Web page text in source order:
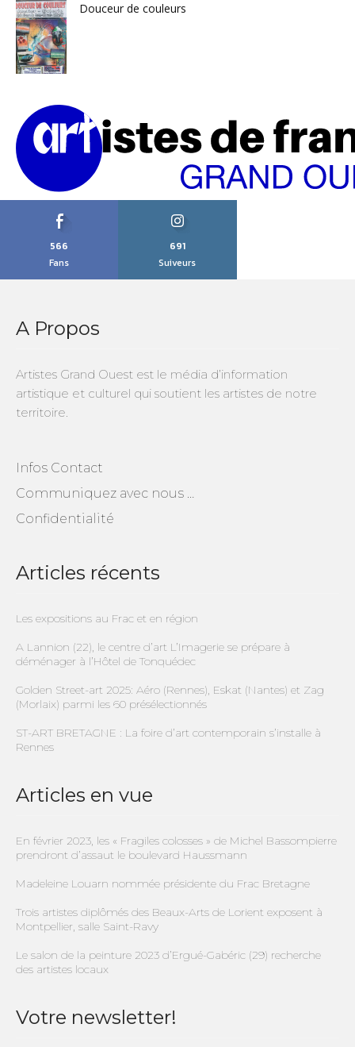
Douceur de couleurs
566
Fans
691
Suiveurs
A Propos
Artistes Grand Ouest est le média d’information
artistique et culturel qui soutient les artistes de notre
territoire.
Infos Contact
Communiquez avec nous …
Confidentialité
Articles récents
Les expositions au Frac et en région
A Lannion (22), le centre d’art L’Imagerie se prépare à
déménager à l’Hôtel de Tonquédec
Golden Street-art 2025: Aéro (Rennes), Eskat (Nantes) et Zag
(Morlaix) parmi les 60 présélectionnés
ST-ART BRETAGNE : La foire d’art contemporain s’installe à
Rennes
Articles en vue
En février 2023, les « Fragiles colosses » de Michel Bassompierre
prendront d’assaut le boulevard Haussmann
Madeleine Louarn nommée présidente du Frac Bretagne
Trois artistes diplômés des Beaux-Arts de Lorient exposent à
Montpellier, salle Saint-Ravy
Le salon de la peinture 2023 d’Ergué-Gabéric (29) recherche
des artistes locaux
Votre newsletter!